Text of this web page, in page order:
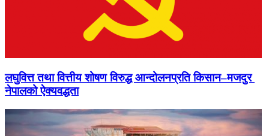
लघुवित्त तथा वित्तीय शोषण विरुद्ध आन्दोलनप्रति किसान–मजदुर
नेपालको ऐक्यवद्धता